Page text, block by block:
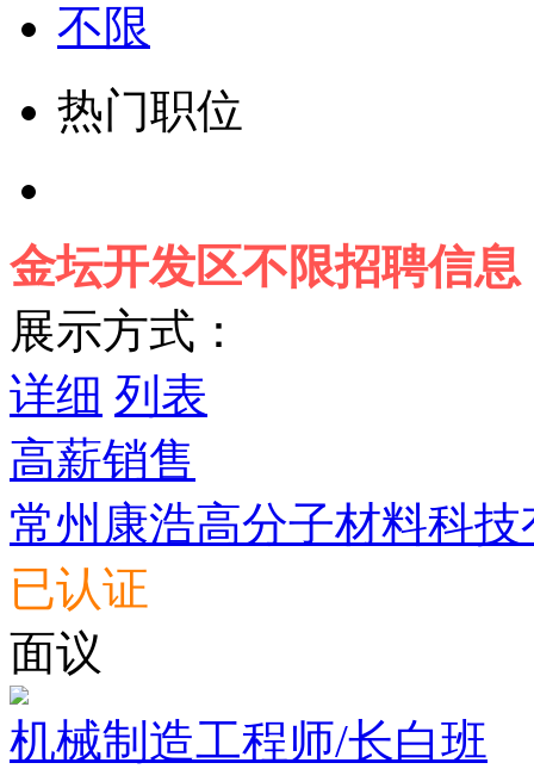
不限
热门职位
金坛开发区不限招聘信息
展示方式：
详细 列表
高薪销售
常州康浩高分子材料科
已认证
面议
机械制造工程师/长白班